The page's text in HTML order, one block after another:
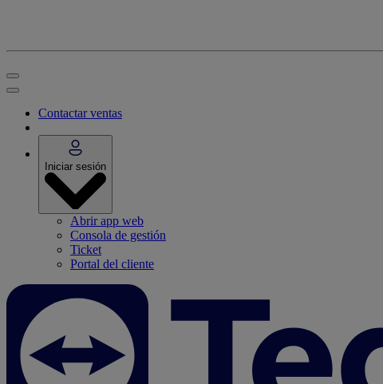
Contactar ventas
Iniciar sesión
Abrir app web
Consola de gestión
Ticket
Portal del cliente